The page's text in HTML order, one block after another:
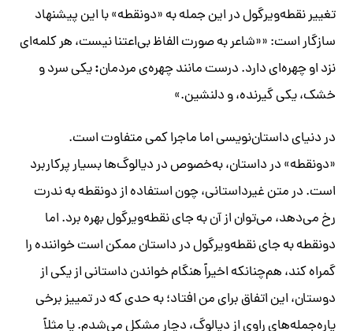
تغییر نقطه‌ویرگول در این جمله به «دونقطه» با این پیشنهاد
سازگار است: ««شاعر به صورت الفاظ بی‌اعتنا نیست، هر کلمه‌ای
نزد او چهره‌ای دارد. درست مانند چهره‌ی مردمان:یکی سرد و
خشک، یکی گیرنده، و دلنشین.»
در دنیای داستان‌نویسی اما ماجرا کمی متفاوت است.
«دونقطه» در داستان، به‌خصوص در دیالوگ‌ها بسیار پرکاربرد
است. در متن غیرداستانی، چون استفاده از دونقطه به ندرت
رخ می‌دهد، می‌توان از آن به جای نقطه‌ویرگول بهره برد. اما
دونقطه به جای نقطه‌ویرگول در داستان ممکن است خواننده را
گمراه کند، هم‌چنانکه اخیراً هنگام خواندن داستانی از یکی از
دوستان، این اتفاق برای من افتاد؛ به حدی که در تمییز برخی
پاره‌جمله‌های راوی از دیالوگ، دچار مشکل می‌شدم. یا مثلاً